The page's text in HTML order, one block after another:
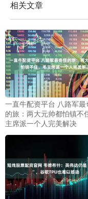
相关文章
一直牛配资平台 八路军最
的旅：两大元帅都怕镇不
主席派一个人完美解决